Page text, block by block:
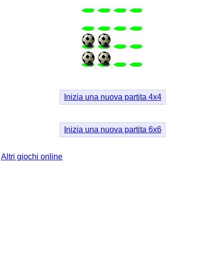
Inizia una nuova partita 4x4
Inizia una nuova partita 6x6
Altri giochi online